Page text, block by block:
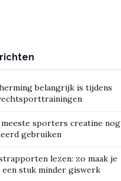
belangrijk is tijdens
meeste sporters creatine nog
gebruiken
lezen: zo maak je
een stuk minder giswerk